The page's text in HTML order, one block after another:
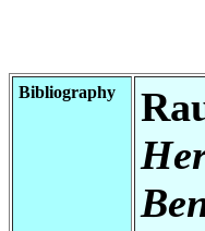
Bibliography